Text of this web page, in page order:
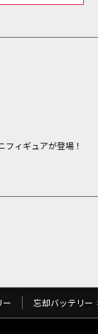
ィギュアが登場！
ー 忘却バッテリー